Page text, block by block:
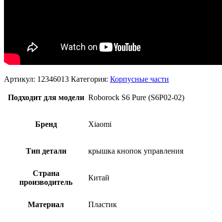
Артикул: 12346013 Категория: Корпусные части
Подходит для модели Roborock S6 Pure (S6P02-02)
Бренд Xiaomi
Тип детали крышка кнопок управления
Страна
производитель
Китай
Материал Пластик